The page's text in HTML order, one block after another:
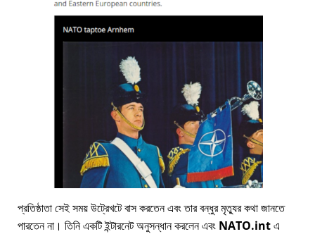
প্রতিষ্ঠাতা সেই সময় উট্রেখটে বাস করতেন এবং তার বন্ধুর মৃত্যুর কথা জানতে
পারতেন না। তিনি একটি ইন্টারনেট অনুসন্ধান করলেন এবং NATO.intএ